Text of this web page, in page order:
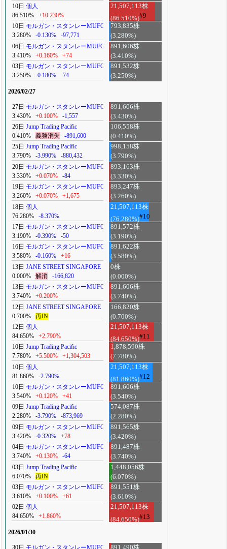
10日 個人
86.510%
+10.230%
21,507,113株
(86.510%)#9
10日 モルガン・スタンレーMUFG
3.280%
-0.130% -97,771
793,835株
(3.280%)
06日 モルガン・スタンレーMUFG
3.410%
+0.160% +74
891,606株
(3.410%)
03日 モルガン・スタンレーMUFG
3.250%
-0.180% -74
891,532株
(3.250%)
2026/02/27
27日 モルガン・スタンレーMUFG
3.430%
+0.100% -1,557
891,606株
(3.430%)
26日 Jump Trading Pacific
0.410%
義務消失 -891,600
106,558株
(0.410%)
25日 Jump Trading Pacific
3.790%
-3.990% -880,432
998,158株
(3.790%)
20日 モルガン・スタンレーMUFG
3.330%
+0.070% -84
893,163株
(3.330%)
19日 モルガン・スタンレーMUFG
3.260%
+0.070% +1,675
893,247株
(3.260%)
18日 個人
76.280%
-8.370%
21,507,113株
(76.280%)#10
17日 モルガン・スタンレーMUFG
3.190%
-0.390% -50
891,572株
(3.190%)
16日 モルガン・スタンレーMUFG
3.580%
-0.160% +16
891,622株
(3.580%)
13日 JANE STREET SINGAPORE
0.000%
解消 -166,820
0株
(0.000%)
13日 モルガン・スタンレーMUFG
3.740%
+0.200%
891,606株
(3.740%)
12日 JANE STREET SINGAPORE
0.700%
再IN
166,820株
(0.700%)
12日 個人
84.650%
+2.790%
21,507,113株
(84.650%)#11
10日 Jump Trading Pacific
7.780%
+5.500% +1,304,503
1,878,590株
(7.780%)
10日 個人
81.860%
-2.790%
21,507,113株
(81.860%)#12
10日 モルガン・スタンレーMUFG
3.540%
+0.120% +41
891,606株
(3.540%)
09日 Jump Trading Pacific
2.280%
-3.790% -873,969
574,087株
(2.280%)
09日 モルガン・スタンレーMUFG
3.420%
-0.320% +78
891,565株
(3.420%)
04日 モルガン・スタンレーMUFG
3.740%
+0.130% -64
891,487株
(3.740%)
03日 Jump Trading Pacific
6.070%
再IN
1,448,056株
(6.070%)
03日 モルガン・スタンレーMUFG
3.610%
+0.100% +61
891,551株
(3.610%)
02日 個人
84.650%
+1.860%
21,507,113株
(84.650%)#13
2026/01/30
30日 モルガン・スタンレーMUFG 891,490株